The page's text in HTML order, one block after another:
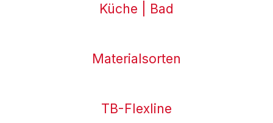
Küche | Bad
Materialsorten
TB-Flexline